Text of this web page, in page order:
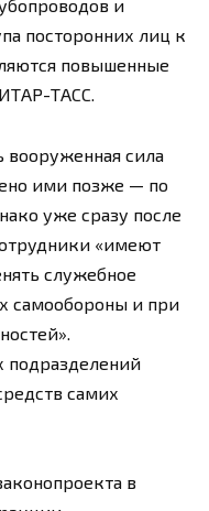
и
посторонних лиц к
повышенные
ТАСС.
вооруженная сила
ими позже — по
уже сразу после
«имеют
служебное
самообороны и при
подразделений
самих
в